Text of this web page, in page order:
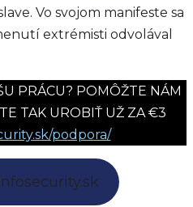
Vo svojom manifeste sa
extrémisti odvolával
PRÁCU? POMÔŽTE NÁM
TAK UROBIŤ UŽ ZA €3
podpora/